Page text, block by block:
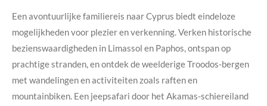
Een avontuurlijke familiereis naar Cyprus biedt eindeloze
mogelijkheden voor plezier en verkenning. Verken historische
bezienswaardigheden in Limassol en Paphos, ontspan op
prachtige stranden, en ontdek de weelderige Troodos-bergen
met wandelingen en activiteiten zoals raften en
mountainbiken. Een jeepsafari door het Akamas-schiereiland